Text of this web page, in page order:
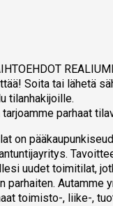
Soita tai lähetä
tilanhakijoille.
parhaat
on
uudet toimitilat,
parhaiten. Autamme
toimisto-, liike-,